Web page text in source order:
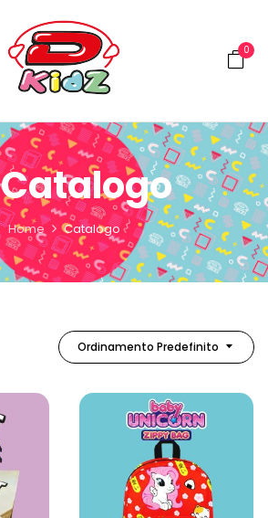
0
Catalogo
Home Catalogo
Ordinamento Predefinito